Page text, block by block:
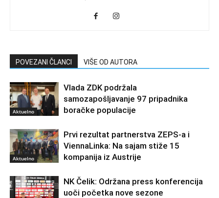
POVEZANI ČLANCI VIŠE OD AUTORA
Aktuelno
Vlada ZDK podržala
samozapošljavanje 97 pripadnika
boračke populacije
Aktuelno
Prvi rezultat partnerstva ZEPS-a i
ViennaLinka: Na sajam stiže 15
kompanija iz Austrije
NK Čelik: Održana press konferencija
uoči početka nove sezone